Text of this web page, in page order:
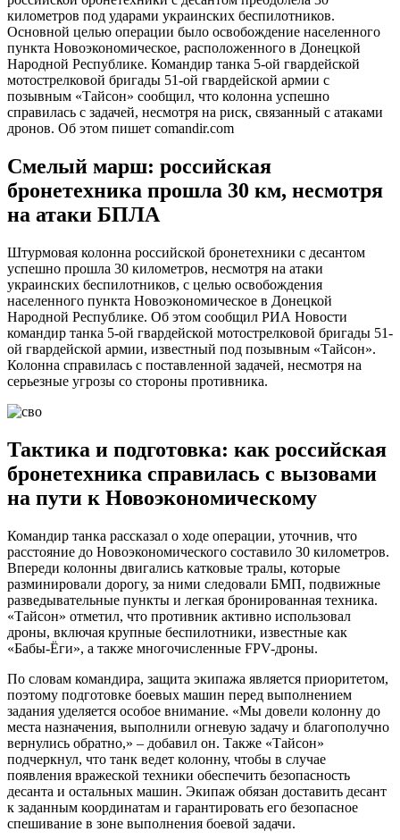
километров под ударами украинских беспилотников.
Основной целью операции было освобождение населенного
пункта Новоэкономическое, расположенного в Донецкой
Народной Республике. Командир танка 5-ой гвардейской
мотострелковой бригады 51-ой гвардейской армии с
позывным «Тайсон» сообщил, что колонна успешно
справилась с задачей, несмотря на риск, связанный с атаками
дронов. Об этом пишет comandir.com
Смелый марш: российская
бронетехника прошла 30 км, несмотря
на атаки БПЛА
Штурмовая колонна российской бронетехники с десантом
успешно прошла 30 километров, несмотря на атаки
украинских беспилотников, с целью освобождения
населенного пункта Новоэкономическое в Донецкой
Народной Республике. Об этом сообщил РИА Новости
командир танка 5-ой гвардейской мотострелковой бригады 51-
ой гвардейской армии, известный под позывным «Тайсон».
Колонна справилась с поставленной задачей, несмотря на
серьезные угрозы со стороны противника.
Тактика и подготовка: как российская
бронетехника справилась с вызовами
на пути к Новоэкономическому
Командир танка рассказал о ходе операции, уточнив, что
расстояние до Новоэкономического составило 30 километров.
Впереди колонны двигались катковые тралы, которые
разминировали дорогу, за ними следовали БМП, подвижные
разведывательные пункты и легкая бронированная техника.
«Тайсон» отметил, что противник активно использовал
дроны, включая крупные беспилотники, известные как
«Бабы-Ёги», а также многочисленные FPV-дроны.
По словам командира, защита экипажа является приоритетом,
поэтому подготовке боевых машин перед выполнением
задания уделяется особое внимание. «Мы довели колонну до
места назначения, выполнили огневую задачу и благополучно
вернулись обратно,» – добавил он. Также «Тайсон»
подчеркнул, что танк ведет колонну, чтобы в случае
появления вражеской техники обеспечить безопасность
десанта и остальных машин. Экипаж обязан доставить десант
к заданным координатам и гарантировать его безопасное
спешивание в зоне выполнения боевой задачи.